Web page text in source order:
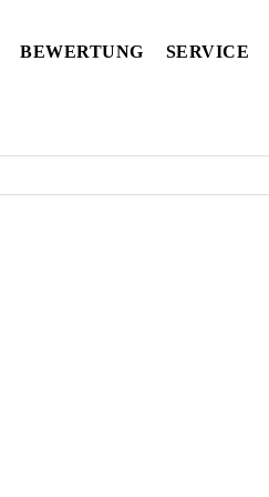
BEWERTUNG SERVICE